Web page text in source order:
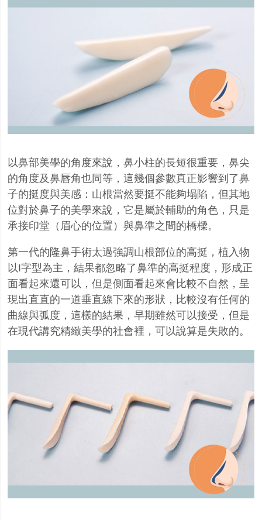
以鼻部美學的角度來說，鼻小柱的長短很重要，鼻尖
的角度及鼻唇角也同等，這幾個參數真正影響到了鼻
子的挺度與美感： 山根當然要挺不能夠塌陷，但其地
位對於鼻子的美學來說，它是屬於輔助的角色，只是
承接印堂 （ 眉心的位置）與鼻準之間的橋樑。
第一代的隆鼻手術太過強調山根部位的高挺，植入物
以I字型為主，結果都忽略了鼻準的高挺程度，形成正
面看起來還可以，但是側面看起來會比較不自然，呈
現出直直的一道垂直線下來的形狀，比較沒有任何的
曲線與弧度，這樣的結果，早期雖然可以接受，但是
在現代講究精緻美學的社會裡，可以說算是失敗的。